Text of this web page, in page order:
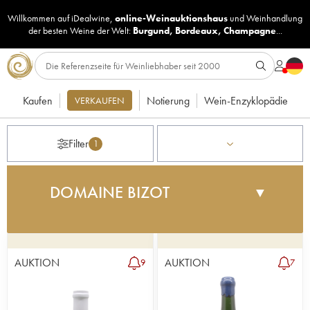
Willkommen auf iDealwine, online-Weinauktionshaus undWeinhandlung
der besten Weine der Welt: Burgund, Bordeaux, Champagne...
Kaufen VERKAUFEN Notierung Wein-Enzyklopädie
Filter 1
DOMAINE BIZOT ▼
Feinheit und Tiefe zu verkosten? Dann können Sie
sich glücklich schätzen, denn dabei handelt es
sich um eine echte Rarität – nicht einmal 10.000
weltweit aufgestöberte Flaschen werden jährlich
AUKTION 9 AUKTION 7